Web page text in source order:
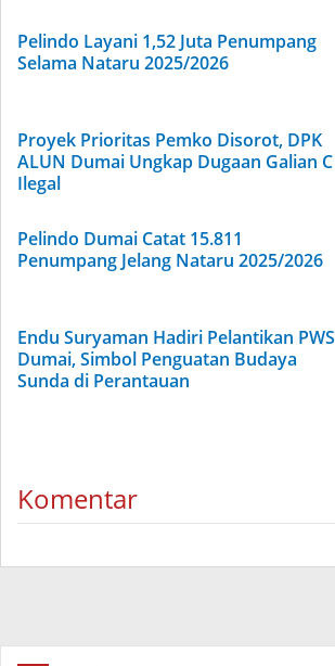
Pelindo Layani 1,52 Juta Penumpang
Selama Nataru 2025/2026
Proyek Prioritas Pemko Disorot, DPK
ALUN Dumai Ungkap Dugaan Galian C
Ilegal
Pelindo Dumai Catat 15.811
Penumpang Jelang Nataru 2025/2026
Endu Suryaman Hadiri Pelantikan PWS
Dumai, Simbol Penguatan Budaya
Sunda di Perantauan
Komentar